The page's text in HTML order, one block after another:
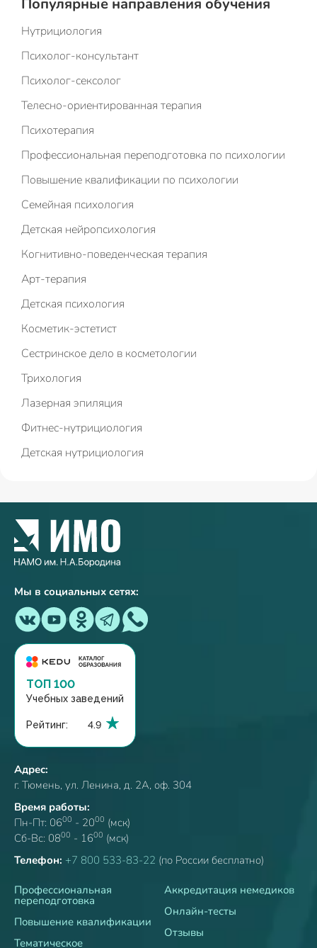
Популярные направления обучения
Нутрициология
Психолог-консультант
Психолог-сексолог
Телесно-ориентированная терапия
Психотерапия
Профессиональная переподготовка по психологии
Повышение квалификации по психологии
Семейная психология
Детская нейропсихология
Когнитивно-поведенческая терапия
Арт-терапия
Детская психология
Косметик-эстетист
Сестринское дело в косметологии
Трихология
Лазерная эпиляция
Фитнес-нутрициология
Детская нутрициология
Мы в социальных сетях:
ТОП 100
Учебных заведений
Рейтинг: 4.9
Адрес:
г. Тюмень, ул. Ленина, д. 2А, оф. 304
Время работы:
Пн-Пт: 0600 - 2000 (мск)
Сб-Вс: 0800 - 1600 (мск)
Телефон: +7 800 533-83-22 (по России бесплатно)
Профессиональная
переподготовка
Повышение квалификации
Тематическое
Аккредитация немедиков
Онлайн-тесты
Отзывы